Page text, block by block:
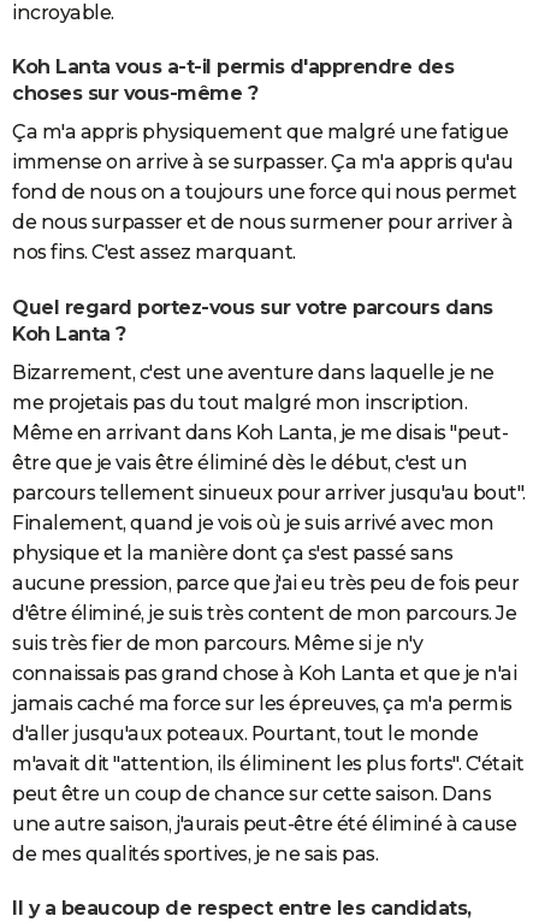
incroyable.
Koh Lanta vous a-t-il permis d'apprendre des
choses sur vous-même ?
Ça m'a appris physiquement que malgré une fatigue
immense on arrive à se surpasser. Ça m'a appris qu'au
fond de nous on a toujours une force qui nous permet
de nous surpasser et de nous surmener pour arriver à
nos fins. C'est assez marquant.
Quel regard portez-vous sur votre parcours dans
Koh Lanta ?
Bizarrement, c'est une aventure dans laquelle je ne
me projetais pas du tout malgré mon inscription.
Même en arrivant dans Koh Lanta, je me disais "peut-
être que je vais être éliminé dès le début, c'est un
parcours tellement sinueux pour arriver jusqu'au bout".
Finalement, quand je vois où je suis arrivé avec mon
physique et la manière dont ça s'est passé sans
aucune pression, parce que j'ai eu très peu de fois peur
d'être éliminé, je suis très content de mon parcours. Je
suis très fier de mon parcours. Même si je n'y
connaissais pas grand chose à Koh Lanta et que je n'ai
jamais caché ma force sur les épreuves, ça m'a permis
d'aller jusqu'aux poteaux. Pourtant, tout le monde
m'avait dit "attention, ils éliminent les plus forts". C'était
peut être un coup de chance sur cette saison. Dans
une autre saison, j'aurais peut-être été éliminé à cause
de mes qualités sportives, je ne sais pas.
Il y a beaucoup de respect entre les candidats,